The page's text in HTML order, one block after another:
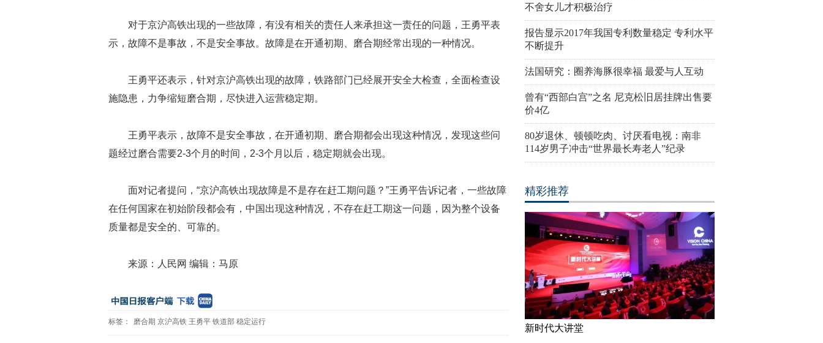
对于京沪高铁出现的一些故障，有没有相关的责任人来承担这一责任的问题，王勇平表
示，故障不是事故，不是安全事故。故障是在开通初期、磨合期经常出现的一种情况。
王勇平还表示，针对京沪高铁出现的故障，铁路部门已经展开安全大检查，全面检查设
施隐患，力争缩短磨合期，尽快进入运营稳定期。
王勇平表示，故障不是安全事故，在开通初期、磨合期都会出现这种情况，发现这些问
题经过磨合需要2-3个月的时间，2-3个月以后，稳定期就会出现。
面对记者提问，“京沪高铁出现故障是不是存在赶工期问题？”王勇平告诉记者，一些故障
在任何国家在初始阶段都会有，中国出现这种情况，不存在赶工期这一问题，因为整个设备
质量都是安全的、可靠的。
来源：人民网 编辑：马原
标签： 磨合期 京沪高铁 王勇平 铁道部 稳定运行
不舍女儿才积极治疗
报告显示2017年我国专利数量稳定 专利水平
不断提升
法国研究：圈养海豚很幸福 最爱与人互动
曾有“西部白宫”之名 尼克松旧居挂牌出售要
价4亿
80岁退休、顿顿吃肉、讨厌看电视：南非
114岁男子冲击“世界最长寿老人”纪录
精彩推荐
新时代大讲堂